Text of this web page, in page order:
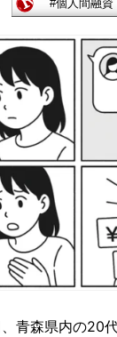
青森県内の20